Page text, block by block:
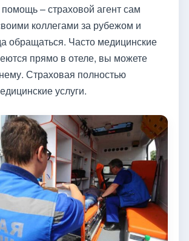
– страховой агент сам
коллегами за рубежом и
обращаться. Часто медицинские
прямо в отеле, вы можете
Страховая полностью
услуги.